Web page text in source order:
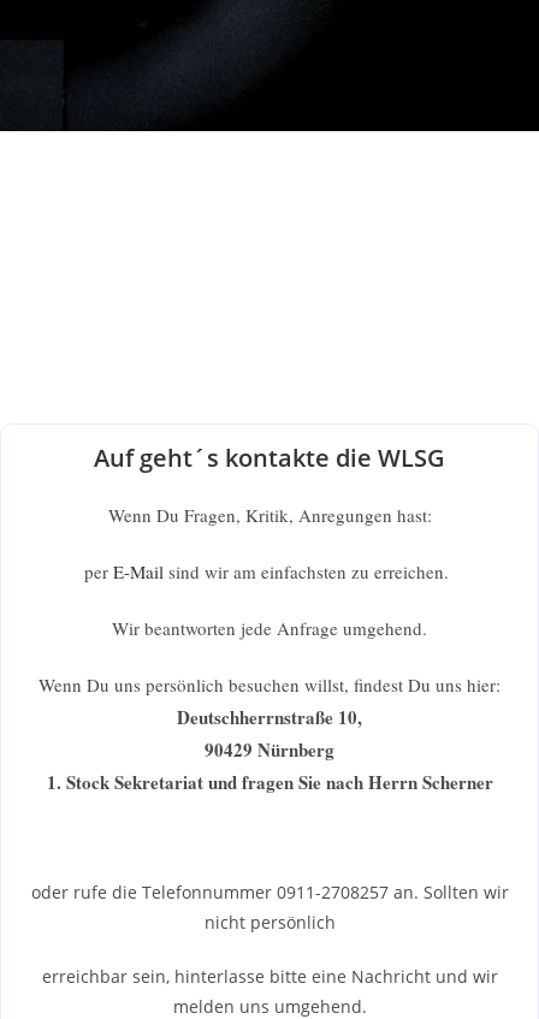
Auf geht´s kontakte die WLSG
Wenn Du Fragen, Kritik, Anregungen hast:
per E-Mail sind wir am einfachsten zu erreichen.
Wir beantworten jede Anfrage umgehend.
Wenn Du uns persönlich besuchen willst, findest Du uns hier:
Deutschherrnstraße 10,
90429 Nürnberg
1. Stock Sekretariat und fragen Sie nach Herrn Scherner
oder rufe die Telefonnummer 0911-2708257 an. Sollten wir
nicht persönlich
erreichbar sein, hinterlasse bitte eine Nachricht und wir
melden uns umgehend.